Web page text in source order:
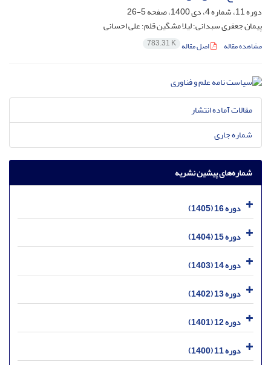
دوره 11، شماره 4، دی 1400، صفحه
5-26
پیمان جعفری سبدانی؛ لیلا مشگین قلم؛ علی احسانی
مشاهده مقاله اصل مقاله 783.31 K
مقالات آماده انتشار
شماره جاری
شماره‌های پیشین نشریه
دوره 16 (1405)
دوره 15 (1404)
دوره 14 (1403)
دوره 13 (1402)
دوره 12 (1401)
دوره 11 (1400)